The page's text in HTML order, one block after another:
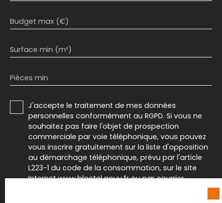
Budget max (€)
Surface min (m²)
Pièces min
J'accepte le traitement de mes données
personnelles conformément au RGPD. Si vous ne
souhaitez pas faire l'objet de prospection
commerciale par voie téléphonique, vous pouvez
vous inscrire gratuitement sur la liste d'opposition
au démarchage téléphonique, prévu par l'article
L223-1 du code de la consommation, sur le site
Internet www.bloctel.gouv.fr ou par courrier